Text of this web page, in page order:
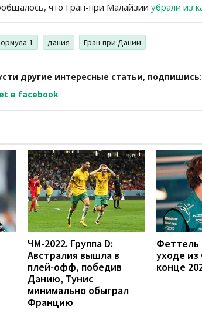
что Гран-при Малайзии убрали из
1 дания Гран-при Дании
другие интересные статьи, подпишись:
в facebook
ЧМ-2022. Группа D:
Австралия вышла в
плей-офф, победив
Данию, Тунис
минимально обыграл
Францию
Феттель
уходе
конце